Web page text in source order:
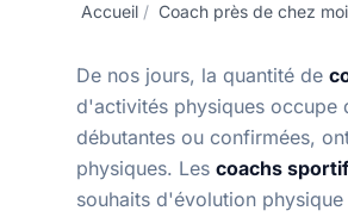
Accueil / Coach près de chez moi
De nos jours, la quantité de
d'activités physiques occupe
débutantes ou confirmées,
physiques. Les coachs
souhaits d'évolution